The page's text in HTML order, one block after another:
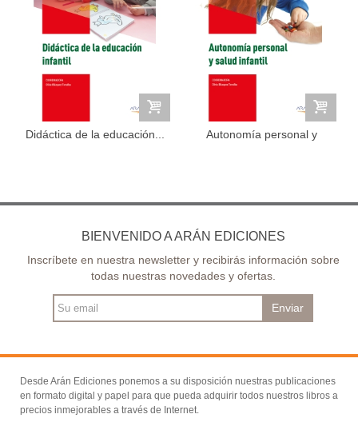
Didáctica de la educación...
Autonomía personal y
BIENVENIDO A ARÁN EDICIONES
Inscríbete en nuestra newsletter y recibirás información sobre
todas nuestras novedades y ofertas.
Enviar
Desde Arán Ediciones ponemos a su disposición nuestras publicaciones
en formato digital y papel para que pueda adquirir todos nuestros libros a
precios inmejorables a través de Internet.